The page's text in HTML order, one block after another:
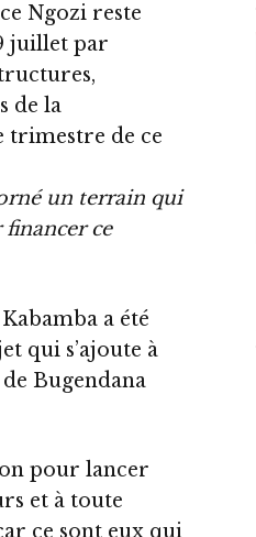
Ngozi reste
juillet par
de la
trimestre de ce
un terrain qui
ce
a été
qui s’ajoute à
Bugendana
pour lancer
et à toute
ce sont eux qui